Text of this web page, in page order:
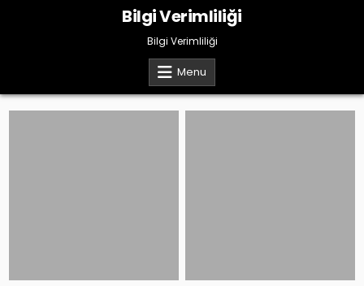
Bilgi Verimliliği
Bilgi Verimliliği
Menu